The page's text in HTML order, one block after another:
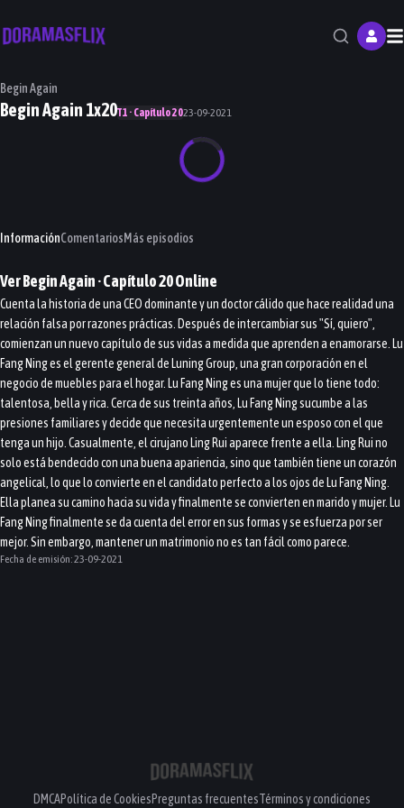
Begin Again
Begin Again 1x20T1 · Capítulo 2023-09-2021
InformaciónComentariosMás episodios
VerBegin Again· Capítulo20Online
Cuenta la historia de una CEO dominante y un doctor cálido que hace realidad una
relación falsa por razones prácticas. Después de intercambiar sus "Sí, quiero",
comienzan un nuevo capítulo de sus vidas a medida que aprenden a enamorarse. Lu
Fang Ning es el gerente general de Luning Group, una gran corporación en el
negocio de muebles para el hogar. Lu Fang Ning es una mujer que lo tiene todo:
talentosa, bella y rica. Cerca de sus treinta años, Lu Fang Ning sucumbe a las
presiones familiares y decide que necesita urgentemente un esposo con el que
tenga un hijo. Casualmente, el cirujano Ling Rui aparece frente a ella. Ling Rui no
solo está bendecido con una buena apariencia, sino que también tiene un corazón
angelical, lo que lo convierte en el candidato perfecto a los ojos de Lu Fang Ning.
Ella planea su camino hacia su vida y finalmente se convierten en marido y mujer. Lu
Fang Ning finalmente se da cuenta del error en sus formas y se esfuerza por ser
mejor. Sin embargo, mantener un matrimonio no es tan fácil como parece.
Fecha de emisión:23-09-2021
DMCAPolítica de CookiesPreguntas frecuentesTérminos y condiciones